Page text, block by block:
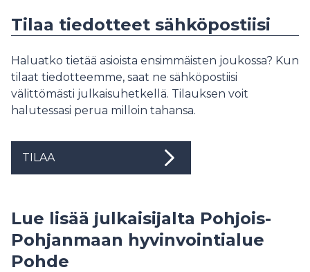
Tilaa tiedotteet sähköpostiisi
Haluatko tietää asioista ensimmäisten joukossa? Kun
tilaat tiedotteemme, saat ne sähköpostiisi
välittömästi julkaisuhetkellä. Tilauksen voit
halutessasi perua milloin tahansa.
TILAA
Lue lisää julkaisijalta Pohjois-
Pohjanmaan hyvinvointialue
Pohde